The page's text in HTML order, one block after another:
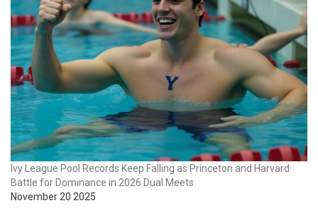
Ivy League Pool Records Keep Falling as Princeton and Harvard
Battle for Dominance in 2026 Dual Meets
November 20 2025